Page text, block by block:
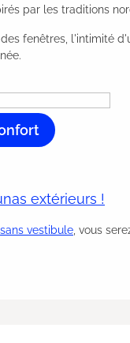
par les traditions
fenêtres, l'intimité
extérieurs !
sans vestibule , vous